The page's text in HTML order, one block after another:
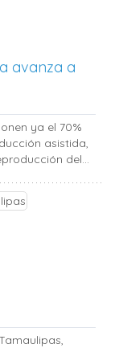
avanza a
ya el 70%
asistida,
del...